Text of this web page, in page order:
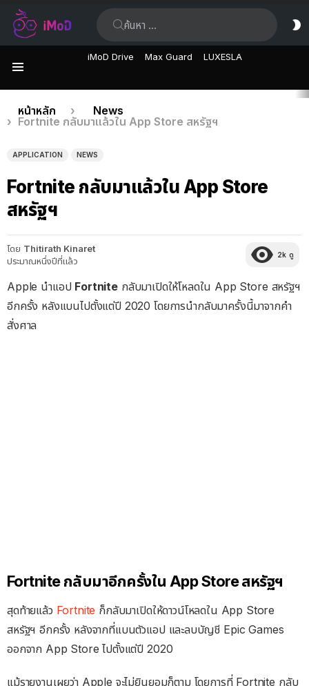
iMoD Drive Max Guard LUXESLA
เรื่อง
ล่าสุด
คุณอยู่ที่นี่:
หน้าหลัก
News
Fortnite กลับมาแล้วใน App Store สหรัฐฯ
APPLICATION NEWS
Fortnite กลับมาแล้วใน App Store
สหรัฐฯ
โดย Thitirath Kinaret
ประมาณหนึ่งปีที่แล้ว
2k ดู
Apple นำแอป Fortniteกลับมาเปิดให้โหลดใน App Store สหรัฐฯ
อีกครั้ง หลังแบนไปตั้งแต่ปี 2020 โดยการนำกลับมาครั้งนี้มาจากคำ
สั่งศาล
Fortnite กลับมาอีกครั้งใน App Store สหรัฐฯ
สุดท้ายแล้ว Fortnite ก็กลับมาเปิดให้ดาวน์โหลดใน App Store
สหรัฐฯ อีกครั้ง หลังจากที่แบนตัวแอป และลบบัญชี Epic Games
ออกจาก App Store ไปตั้งแต่ปี 2020
แม้รายงานเผยว่า Apple จะไม่ยินยอมก็ตาม โดยการที่ Fortnite กลับ